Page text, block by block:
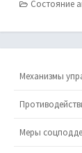
Состояние
Механизмы
Меры